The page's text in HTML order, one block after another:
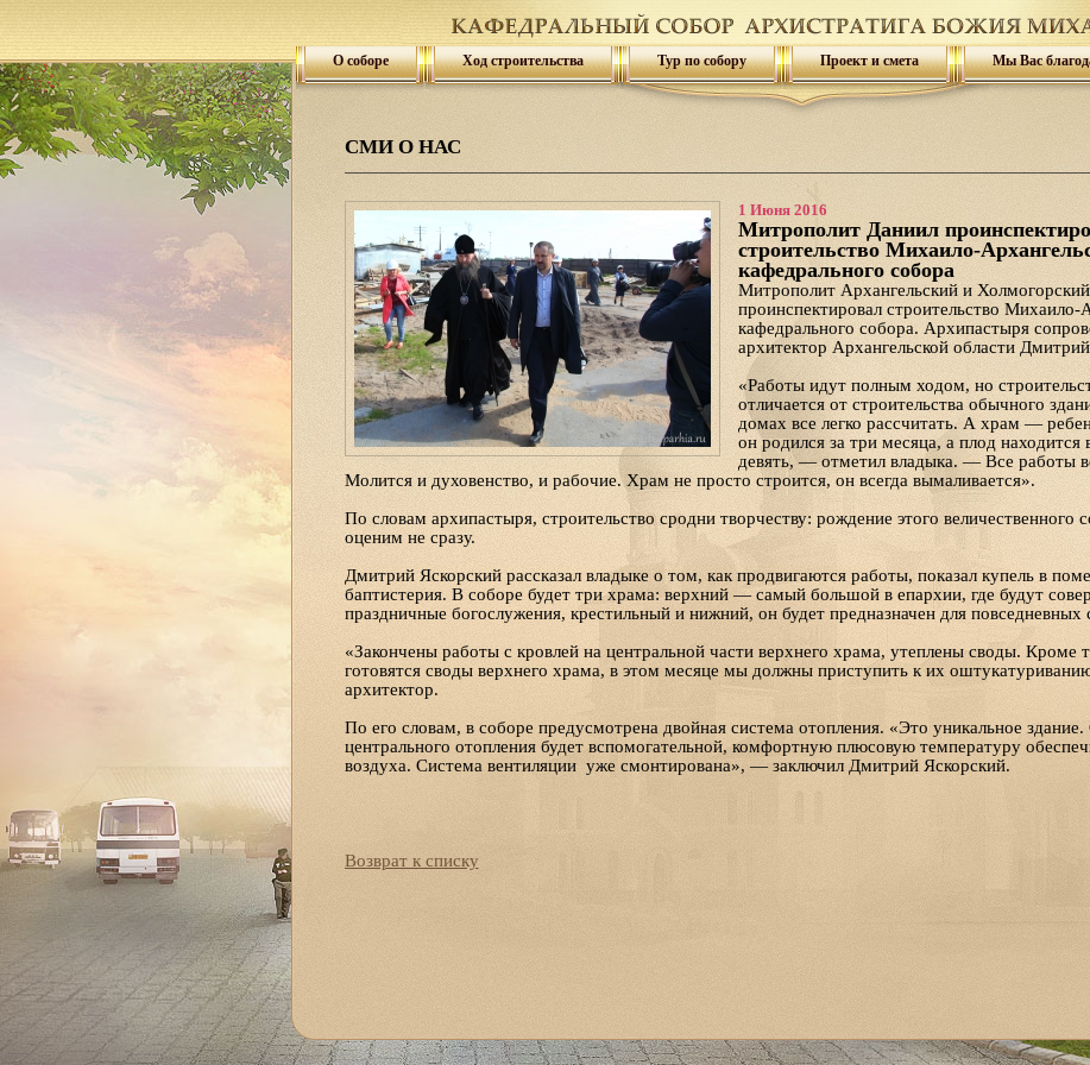
О соборе Ход строительства Тур по собору Проект и смета Мы Вас
СМИ О НАС
1 Июня 2016
Митрополит Даниил
строительство Михаило-
кафедрального собора
Митрополит Архангельский и
проинспектировал строительство Михаило-
кафедрального собора. Архипастыря
архитектор Архангельской области
«Работы идут полным ходом, но
отличается от строительства обычного
домах все легко рассчитать. А храм —
он родился за три месяца, а плод находится
девять, — отметил владыка. — Все работы
Молится и духовенство, и рабочие. Храм не просто строится, он всегда вымаливается».
По словам архипастыря, строительство сродни творчеству: рождение этого величественного
оценим не сразу.
Дмитрий Яскорский рассказал владыке о том, как продвигаются работы, показал купель в
баптистерия. В соборе будет три храма: верхний — самый большой в епархии, где будут
праздничные богослужения, крестильный и нижний, он будет предназначен для повседневных
«Закончены работы с кровлей на центральной части верхнего храма, утеплены своды. Кроме
готовятся своды верхнего храма, в этом месяце мы должны приступить к их
архитектор.
По его словам, в соборе предусмотрена двойная система отопления. «Это уникальное здание.
центрального отопления будет вспомогательной, комфортную плюсовую температуру
воздуха. Система вентиляции уже смонтирована», — заключил Дмитрий Яскорский.
Возврат к списку